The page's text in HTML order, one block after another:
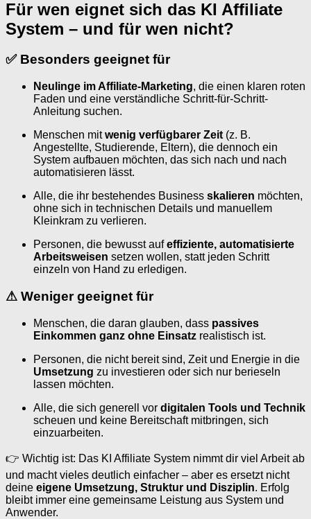
Für wen eignet sich das KI Affiliate
System – und für wen nicht?
✅ Besonders geeignet für
Neulinge im Affiliate-Marketing, die einen klaren roten
Faden und eine verständliche Schritt-für-Schritt-
Anleitung suchen.
Menschen mitwenig verfügbarer Zeit (z. B.
Angestellte, Studierende, Eltern), die dennoch ein
System aufbauen möchten, das sich nach und nach
automatisieren lässt.
Alle, die ihr bestehendes Business skalieren möchten,
ohne sich in technischen Details und manuellem
Kleinkram zu verlieren.
Personen, die bewusst aufeffiziente, automatisierte
Arbeitsweisen setzen wollen, statt jeden Schritt
einzeln von Hand zu erledigen.
⚠ Weniger geeignet für
Menschen, die daran glauben, dass passives
Einkommen ganz ohne Einsatz realistisch ist.
Personen, die nicht bereit sind, Zeit und Energie in die
Umsetzung zu investieren oder sich nur berieseln
lassen möchten.
Alle, die sich generell vor digitalen Tools und Technik
scheuen und keine Bereitschaft mitbringen, sich
einzuarbeiten.
👉 Wichtig ist: Das KI Affiliate System nimmt dir viel Arbeit ab
und macht vieles deutlich einfacher – aber es ersetzt nicht
deine eigene Umsetzung, Struktur und Disziplin. Erfolg
bleibt immer eine gemeinsame Leistung aus System und
Anwender.